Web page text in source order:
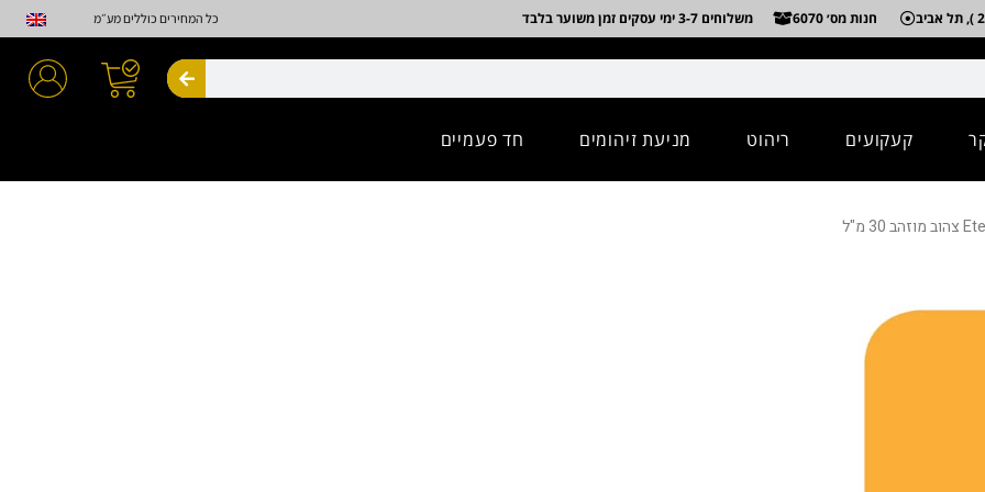
חנות מס׳ 6070 משלוחים 3-7 ימי עסקים זמן משוער בלבד כל המחירים כוללים מע״מ
חיפוש
קעקועים ריהוט מניעת זיהומים חד פעמיים